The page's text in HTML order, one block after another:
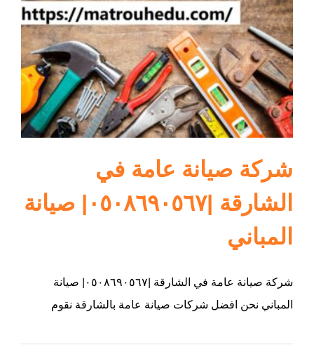
ام القيوين
شركة صيانة عامة في
الشارقة |٠٥٠٨٦٩٠٥٦٧| صيانة
المباني
شركة صيانة عامة في الشارقة |٠٥٠٨٦٩٠٥٦٧| صيانة
المباني نحن افضل شركات صيانة عامة بالشارقة نقوم